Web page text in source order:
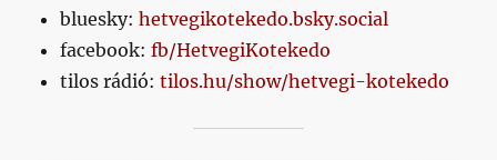
bluesky:hetvegikotekedo.bsky.social
facebook:fb/HetvegiKotekedo
tilos rádió:tilos.hu/show/hetvegi-kotekedo